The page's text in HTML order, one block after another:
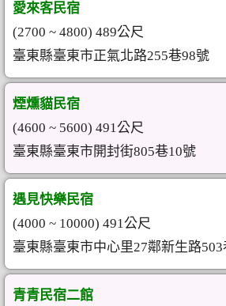
愛來客民宿
(2700 ~ 4800) 489公尺
臺東縣臺東市正氣北路255巷98號
煙燻貓民宿
(4600 ~ 5600) 491公尺
臺東縣臺東市開封街805巷10號
遇見快樂民宿
(4000 ~ 10000) 491公尺
臺東縣臺東市中心里27鄰新生路
青青民宿二館